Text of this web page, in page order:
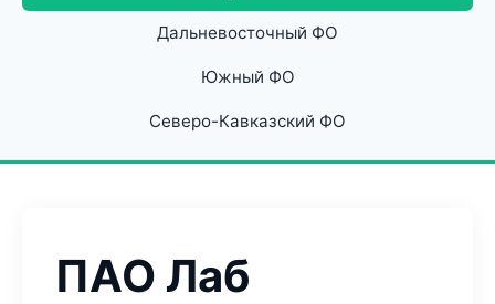
Дальневосточный ФО
Южный ФО
Северо-Кавказский ФО
ПАО Лаб